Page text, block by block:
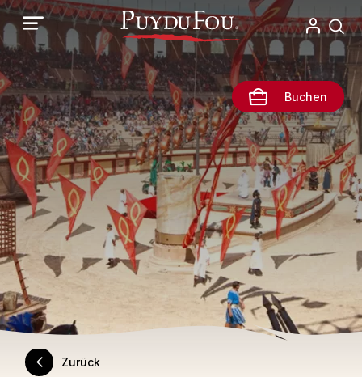
Direkt
zum
Inhalt
Buchen
Zurück